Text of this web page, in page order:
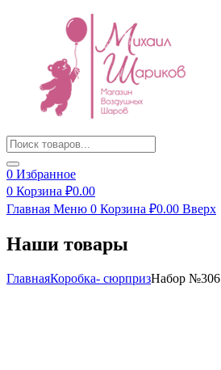
Products
search
0 Избранное
0 Корзина ₽0.00
Главная Меню 0 Корзина ₽0.00 Вверх
Наши товары
ГлавнаяКоробка- сюрпризНабор №306